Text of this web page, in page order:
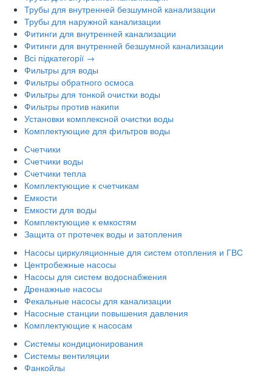
Трубы для внутренней безшумной канализации
Трубы для наружной канализации
Фитинги для внутренней канализации
Фитинги для внутренней безшумной канализации
Всі підкатегорії →
Фильтры для воды
Фильтры обратного осмоса
Фильтры для тонкой очистки воды
Фильтры против накипи
Установки комплексной очистки воды
Комплектующие для фильтров воды
Счетчики
Счетчики воды
Счетчики тепла
Комплектующие к счетчикам
Емкости
Емкости для воды
Комплектующие к емкостям
Защита от протечек воды и затопления
Насосы циркуляционные для систем отопления и ГВС
Центробежные насосы
Насосы для систем водоснабжения
Дренажные насосы
Фекальные насосы для канализации
Насосные станции повышения давления
Комплектующие к насосам
Системы кондиционирования
Системы вентиляции
Фанкойлы